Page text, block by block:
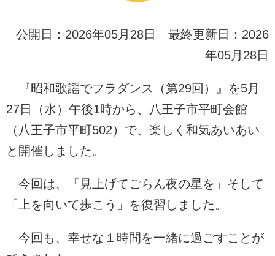
公開日：2026年05月28日 最終更新日：2026
年05月28日
『昭和歌謡でフラダンス（第29回）』を5月
27日（水）午後1時から、八王子市平町会館
（八王子市平町502）で、楽しく和気あいあい
と開催しました。
今回は、「見上げてごらん夜の星を」そして
「上を向いて歩こう」を復習しました。
今回も、幸せな１時間を一緒に過ごすことが